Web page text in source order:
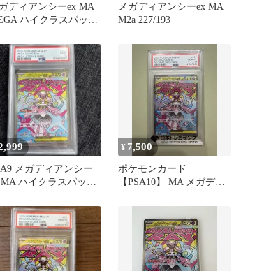
ディアンシーex MA
ハイクラスパック
メガディアンシーex MA
M2a 227/193
メガディアンシー
ハイクラスパック
¥ 7,500
ポケモンカード
【PSA10】 MA メガディ